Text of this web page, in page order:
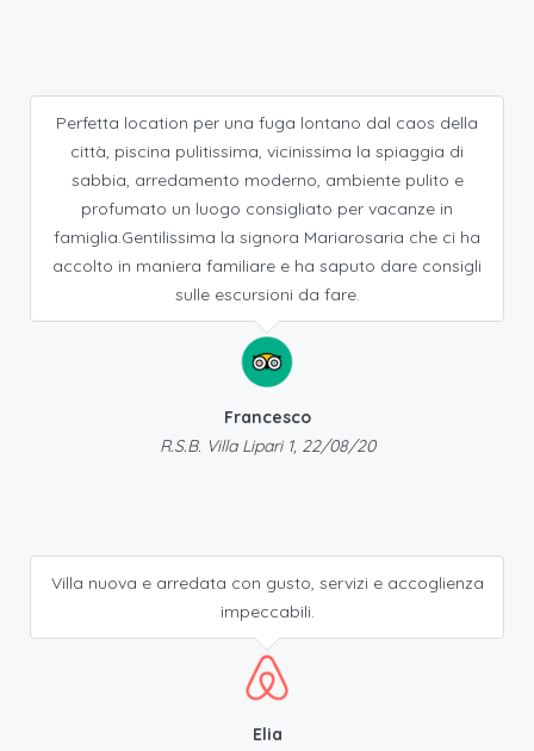
Perfetta location per una fuga lontano dal caos della
città, piscina pulitissima, vicinissima la spiaggia di
sabbia, arredamento moderno, ambiente pulito e
profumato un luogo consigliato per vacanze in
famiglia.Gentilissima la signora Mariarosaria che ci ha
accolto in maniera familiare e ha saputo dare consigli
sulle escursioni da fare.
Francesco
R.S.B. Villa Lipari 1, 22/08/20
Villa nuova e arredata con gusto, servizi e accoglienza
impeccabili.
Elia